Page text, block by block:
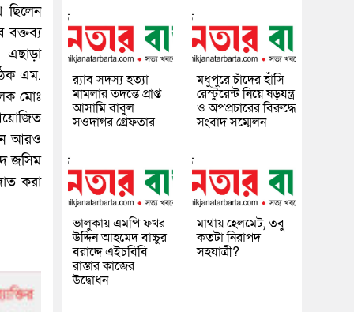
ছিলেন
বক্তব্য
এছাড়া
এম.
মোঃ
আরও
জসিম
করা
র‌্যাব সদস্য হত্যা
মামলার তদন্তে প্রাপ্ত
আসামি বাবুল
সওদাগর গ্রেফতার
মধুপুরে চাঁদের হাঁসি
রেস্টুরেন্ট নিয়ে ষড়যন্ত্র
ও অপপ্রচারের বিরুদ্ধে
সংবাদ সম্মেলন
ভালুকায় এমপি ফখর
উদ্দিন আহমেদ বাচ্চুর
বরাদ্দে এইচবিবি
রাস্তার কাজের
উদ্বোধন
মাথায় হেলমেট, তবু
কতটা নিরাপদ
সহযাত্রী?